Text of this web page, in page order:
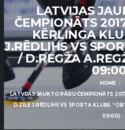
LATVIJAS
ČEMPIONĀTS
KĒRLINGA
J.RĒDLIHS VS
/ D.REGŽA
HOME
LATVIJAS JAUKTO PĀRU ČEMPIONĀTS
D.ZĪLE J.RĒDLIHS VS SPORTA KLUBS
09:00)